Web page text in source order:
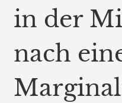
in der
nach